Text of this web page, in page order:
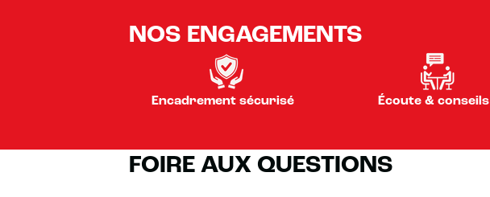
NOS ENGAGEMENTS
Encadrement sécurisé Écoute & conseils
FOIRE AUX QUESTIONS